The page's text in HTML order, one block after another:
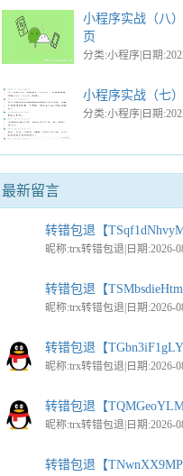
小程序实战（八
页
分类:小程序|日期
小程序实战（七
分类:小程序|日期
最新留言
转错包退【
昵称:trx转错包退|日期:2026-
转错包退【
昵称:trx转错包退|日期:2026-
转错包退【
昵称:trx转错包退|日期:2026-
转错包退【
昵称:trx转错包退|日期:2026-
转错包退【